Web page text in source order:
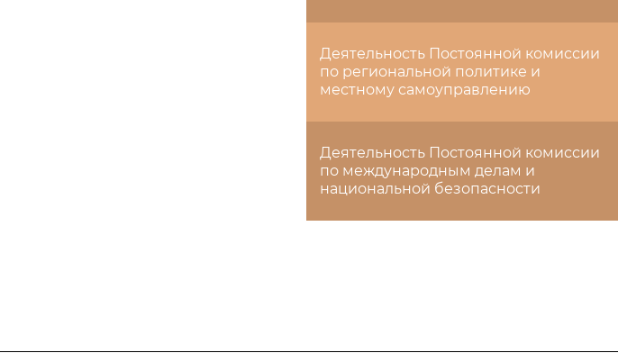
Деятельность Постоянной комиссии
по региональной политике и
местному самоуправлению
Деятельность Постоянной комиссии
по международным делам и
национальной безопасности